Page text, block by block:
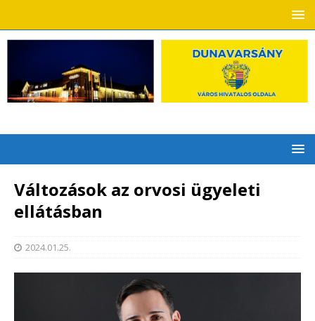
Változások az orvosi ügyeleti
ellátásban
2024.01.25.